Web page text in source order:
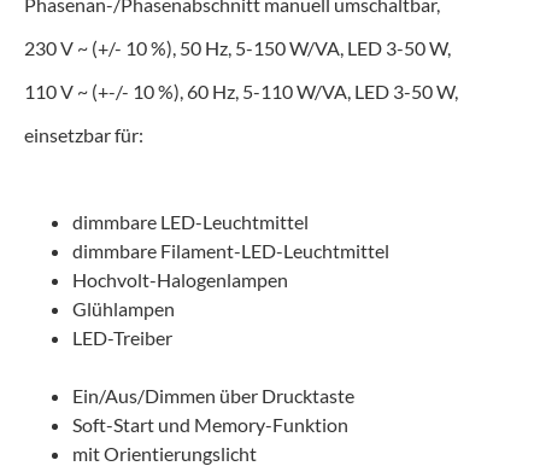
230 V ~ (+/- 10 %), 50 Hz, 5-150 W/VA, LED 3-50 W,
110 V ~ (+-/- 10 %), 60 Hz, 5-110 W/VA, LED 3-50 W,
einsetzbar für:
dimmbare LED-Leuchtmittel
dimmbare Filament-LED-Leuchtmittel
Hochvolt-Halogenlampen
Glühlampen
LED-Treiber
Ein/Aus/Dimmen über Drucktaste
Soft-Start und Memory-Funktion
mit Orientierungslicht